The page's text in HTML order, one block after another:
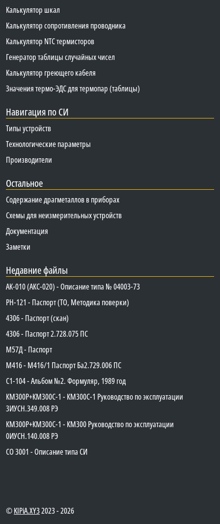
Калькулятор шкал
Калькулятор сопротивления проводника
Калькулятор NTC термисторов
Генератор таблицы случайных чисел
Калькулятор греющего кабеля
Значения термо-ЭДС для термопар (таблицы)
Навигация по СИ
Типы устройств
Технологические параметры
Производители
Остальное
Содержание драгметаллов в приборах
Схемы для неизмерительных устройств
Документация
Заметки
Недавние файлы
АК-010 (АКС-020) - Описание типа № 04003-73
PH-121 - Паспорт (ТО, Методика поверки)
4306 - Паспорт (скан)
4306 - Паспорт 2.728.075 ПС
М57Д - Паспорт
М416 - М416/1 Паспорт Ба2.729.006 ПС
C1-104 - Альбом №2. Формуляр, 1989 год
КМ300Р+КМ300С-1 - КМ300C-1 Руководство по эксплуатации
3ИУСН.349.008 РЭ
КМ300Р+КМ300С-1 - КМ300 Руководство по эксплуатации
0ИУСН.140.008 РЭ
СО 3001 - Описание типа СИ
©KIPiA.XY32023 - 2026